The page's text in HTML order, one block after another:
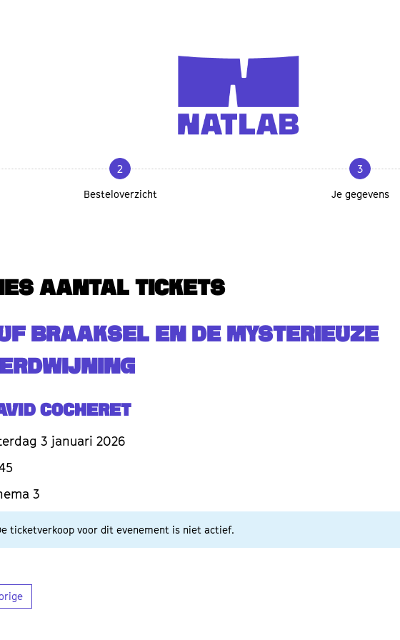
2
Besteloverzicht
3
Je gegevens
AANTAL TICKETS
BRAAKSEL EN DE MYSTERIEUZE
Cocheret
3 januari 2026
3
ticketverkoop voor dit evenement is niet actief.